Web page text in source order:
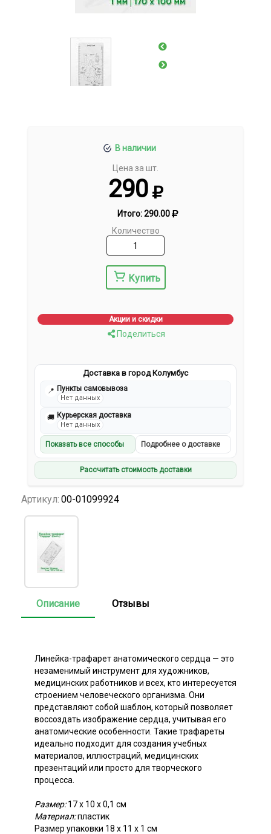
В наличии
Цена за шт.
290
Итого:290.00
Количество
Купить
Акции и скидки
Поделиться
Доставка в город Колумбус
📍 Пункты самовывоза
Нет данных
🚚 Курьерская доставка
Нет данных
Показать все способы Подробнее о доставке
Рассчитать стоимость доставки
Артикул: 00-01099924
Описание Отзывы
Линейка-трафарет анатомического сердца — это
незаменимый инструмент для художников,
медицинских работников и всех, кто интересуется
строением человеческого организма. Они
представляют собой шаблон, который позволяет
воссоздать изображение сердца, учитывая его
анатомические особенности. Такие трафареты
идеально подходит для создания учебных
материалов, иллюстраций, медицинских
презентаций или просто для творческого
процесса.
Размер:17 х 10 х 0,1 см
Материал:пластик
Размер упаковки 18 х 11 х 1 см